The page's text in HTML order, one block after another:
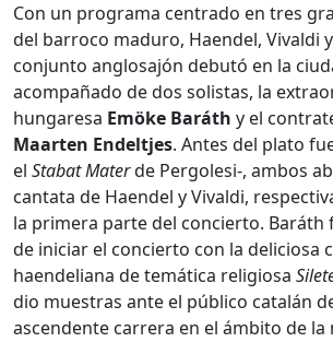
Con un programa centrado en tres
del barroco maduro, Haendel, Vivaldi
conjunto anglosajón debutó en la
acompañado de dos solistas, la
hungaresa Emöke Baráth y el
Maarten Endeltjes. Antes del plato
el Stabat Materde Pergolesi-, ambos
cantata de Haendel y Vivaldi,
la primera parte del concierto. Baráth
de iniciar el concierto con la deliciosa
haendeliana de temática religiosa
dio muestras ante el público catalán
ascendente carrera en el ámbito de la